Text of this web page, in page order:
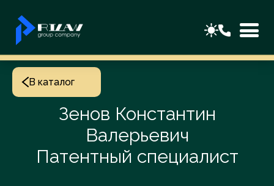
В каталог
Зенов Константин
Валерьевич
Патентный специалист